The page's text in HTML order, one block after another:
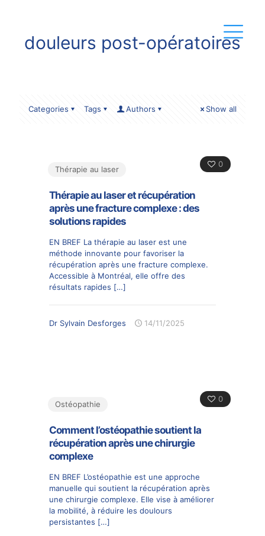
douleurs post-opératoires
Categories Tags Authors Show all
0
Thérapie au laser
Thérapie au laser et récupération
après une fracture complexe : des
solutions rapides
EN BREF La thérapie au laser est une
méthode innovante pour favoriser la
récupération après une fracture complexe.
Accessible à Montréal, elle offre des
résultats rapides […]
Dr Sylvain Desforges 14/11/2025
0
Ostéopathie
Comment l’ostéopathie soutient la
récupération après une chirurgie
complexe
EN BREF L’ostéopathie est une approche
manuelle qui soutient la récupération après
une chirurgie complexe. Elle vise à améliorer
la mobilité, à réduire les doulours
persistantes […]